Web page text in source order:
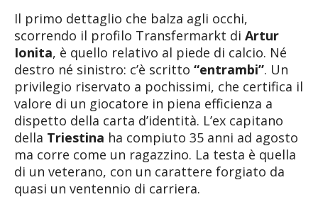
Il primo dettaglio che balza agli occhi,
scorrendo il profilo Transfermarkt di Artur
Ionita, è quello relativo al piede di calcio. Né
destro né sinistro: c’è scritto “entrambi”. Un
privilegio riservato a pochissimi, che certifica il
valore di un giocatore in piena efficienza a
dispetto della carta d’identità. L’ex capitano
della Triestina ha compiuto 35 anni ad agosto
ma corre come un ragazzino. La testa è quella
di un veterano, con un carattere forgiato da
quasi un ventennio di carriera.